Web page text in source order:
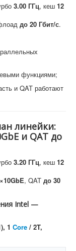
3.00 ГГц, кеш 12
до 20 Гбит/с.
функциями;
и QAT работают
линейки:
и QAT до
3.20 ГГц, кеш 12
, QAT до 30
Intel —
1 Core / 2T,